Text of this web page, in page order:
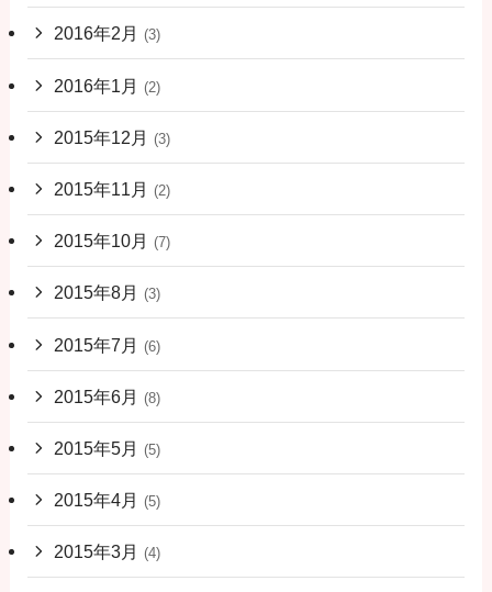
2016年2月 (3)
2016年1月 (2)
2015年12月 (3)
2015年11月 (2)
2015年10月 (7)
2015年8月 (3)
2015年7月 (6)
2015年6月 (8)
2015年5月 (5)
2015年4月 (5)
2015年3月 (4)